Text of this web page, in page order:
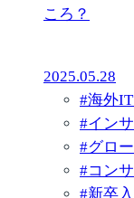
ころ？
2025.05.28
#海外
#イン
#グロ
#コン
#新卒